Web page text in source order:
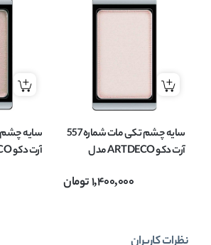
سایه چشم تکی مات شماره 557
آرت دکو ARTDECO مدل
1,400,000تومان